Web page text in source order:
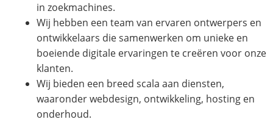
in zoekmachines.
Wij hebben een team van ervaren ontwerpers en
ontwikkelaars die samenwerken om unieke en
boeiende digitale ervaringen te creëren voor onze
klanten.
Wij bieden een breed scala aan diensten,
waaronder webdesign, ontwikkeling, hosting en
onderhoud.